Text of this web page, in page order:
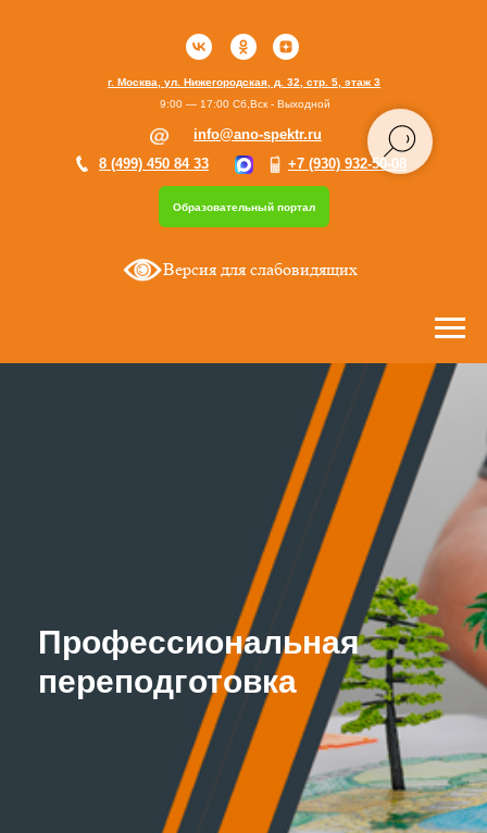
Образовательный портал
г. Москва, ул. Нижегородская, д. 32, стр. 5, этаж 3
+7 (930) 932-50-08
8 (499) 450 84 33
info@ano-spektr.ru
9:00 — 17:00 Сб,Вск - Выходной
Версия для слабовидящих
Профессиональная
переподготовка